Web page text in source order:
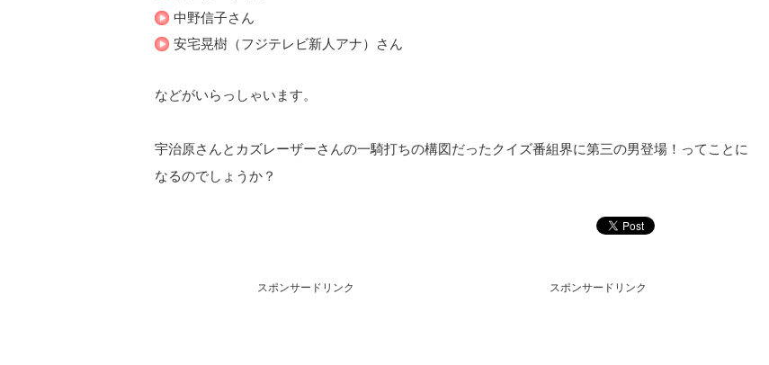
中野信子さん
安宅晃樹（フジテレビ新人アナ）さん
などがいらっしゃいます。
宇治原さんとカズレーザーさんの一騎打ちの構図だったクイズ番組界に第三の男登場！ってことに
なるのでしょうか？
スポンサードリンク スポンサードリンク